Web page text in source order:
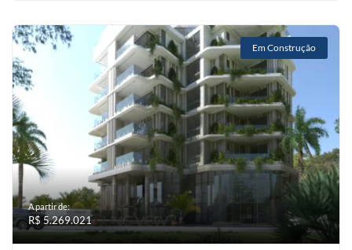
Em Construção
A partir de:
R$ 5.269.021